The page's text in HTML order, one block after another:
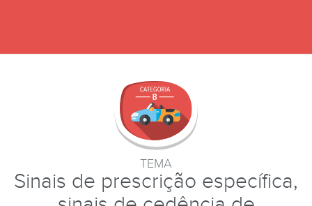
TEMA
Sinais de prescrição específica,